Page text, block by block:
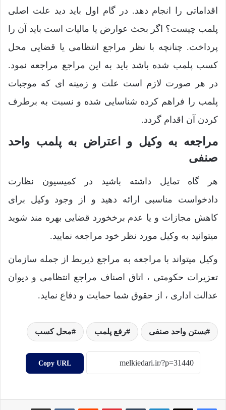
اقداماتی را انجام دهد. در گام اول باید دید علت اصلی
پلمب چیست؟ اگر بحث عوارض یا مالیات است باید آن را
پرداخت. چنانچه با نظر مراجع انتظامی یا قضایی محل
کسب پلمب شده باشد باید به این مراجع مراجعه نمود.
در هر صورت لازم است علت و زمینه ای که موجبات
پلمب را فراهم کرده شناسایی شده و نسبت به برطرف
کردن آن اقدام گردد.
مراجعه به وکیل و اعتراض به پلمب واحد
صنفی
هر گاه تمایل داشته باشید در کمیسیون نظارت
دادخواست مناسبی ارائه دهید و از وجود وکیل برای
کاهش مجازات و یا عدم برخخورد قضایی بهره مند شوید
میتوانید به وکیل مورد نظر خود مراجعه نمایید.
وکیل میتواند با مراجعه به مراجع ذیربط از جمله سازمان
تعزیرات حکومتی ، اتاق اصناف مراجع انتظامی و دیوان
عدالت اداری ، از حقوق شما حمایت و دفاع نماید.
بستن واحد صنفی رفع پلمب محل کسب
Copy URL